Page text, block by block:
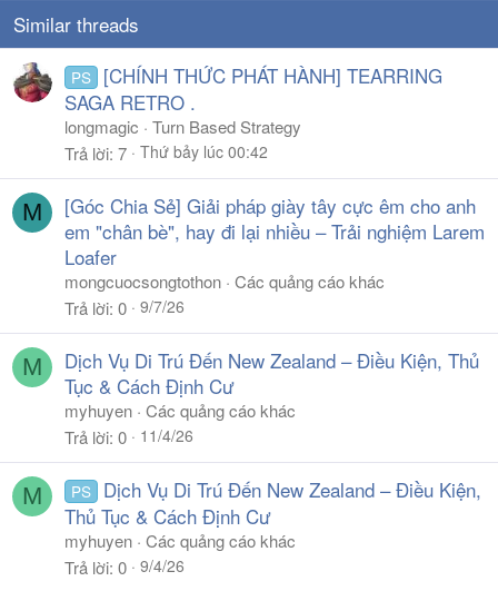
Similar threads
PS
[CHÍNH THỨC PHÁT HÀNH] TEARRING
SAGA RETRO .
longmagic
Turn Based Strategy
Trả lời 7 Thứ bảy lúc 00:42
M
[Góc Chia Sẻ] Giải pháp giày tây cực êm cho anh
em "chân bè", hay đi lại nhiều – Trải nghiệm Larem
Loafer
mongcuocsongtothon Các quảng cáo khác
Trả lời 0 9/7/26
M
Dịch Vụ Di Trú Đến New Zealand – Điều Kiện, Thủ
Tục & Cách Định Cư
myhuyen Các quảng cáo khác
Trả lời 0 11/4/26
M PS
Dịch Vụ Di Trú Đến New Zealand – Điều Kiện,
Thủ Tục & Cách Định Cư
myhuyen Các quảng cáo khác
Trả lời 0 9/4/26